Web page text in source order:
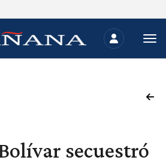
secuestró